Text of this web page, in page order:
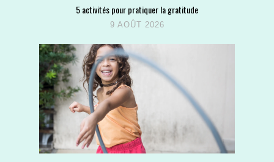
5 activités pour pratiquer la gratitude
9 AOÛT 2026